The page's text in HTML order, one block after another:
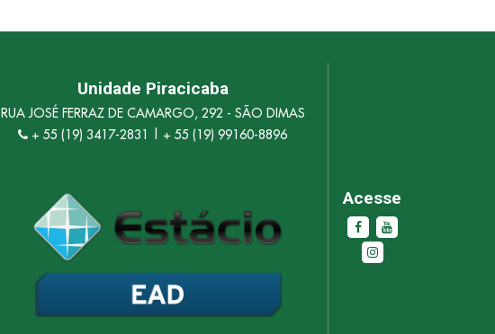
Unidade Piracicaba
RUA JOSÉ FERRAZ DE CAMARGO, 292 - SÃO DIMAS
+ 55 (19) 3417-2831 | + 55 (19) 99160-8896
Acesse
Número de celular